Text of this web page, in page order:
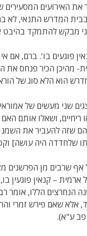
את האירועים
בבית המדרש התנאי,
מבקש להתמקד
פוגעים בו'. ברם, אם
מהיכן הכיר פנחס את
הוא הלא סוג של
שני מעשים של
ריחיים, ושאלו אותם
שזה להעביר את
שלחדדה היה עושה]
מן הפרשנים
– קנאין פוגעין
הנחרצים הללו, אומר
אלא שאם פירש זמרי
פב ע"א).